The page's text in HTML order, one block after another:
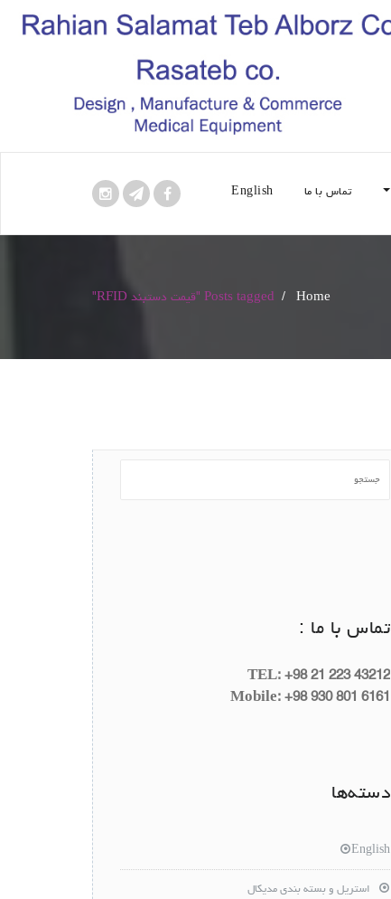
تماس با ما English
Home
/ Posts tagged "قیمت دستبند RFID"
تماس با ما :
TEL: +98 21 223 43212
Mobile: +98 930 801 6161
دسته‌ها
English
استریل و بسته بندی مدیکال